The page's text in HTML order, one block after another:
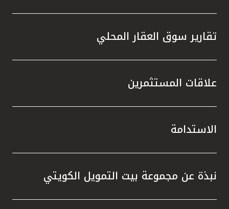
تقارير سوق العقار المحلي
علاقات المستثمرين
الاستدامة
نبذة عن مجموعة بيت التمويل الكويتي